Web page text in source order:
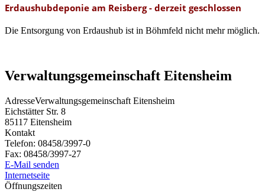
Erdaushubdeponie am Reisberg - derzeit geschlossen
Die Entsorgung von Erdaushub ist in Böhmfeld nicht mehr möglich.
Verwaltungsgemeinschaft Eitensheim
AdresseVerwaltungsgemeinschaft Eitensheim
Eichstätter Str. 8
85117 Eitensheim
Kontakt
Telefon: 08458/3997-0
Fax: 08458/3997-27
E-Mail senden
Internetseite
Öffnungszeiten